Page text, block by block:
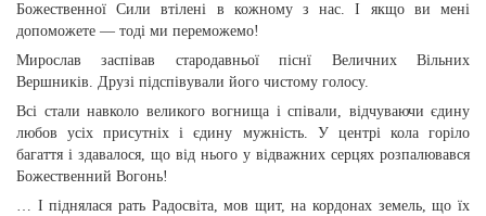
Божественної Сили втілені в кожному з нас. І якщо ви мені
допоможете — тоді ми переможемо!
Мирослав заспівав стародавньої піснї Величних Вільних
Вершників. Друзі підспівували його чистому голосу.
Всі стали навколо великого вогнища і співали, відчуваючи єдину
любов усіх присутніх і єдину мужність. У центрі кола горіло
багаття і здавалося, що від нього у відважних серцях розпалювався
Божественний Вогонь!
… І піднялася рать Радосвіта, мов щит, на кордонах земель, що їх